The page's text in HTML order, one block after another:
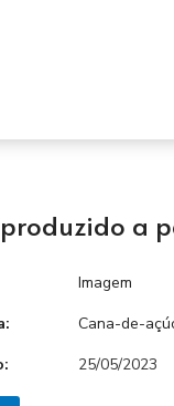
a
Imagem
Cana-de-
25/05/2023